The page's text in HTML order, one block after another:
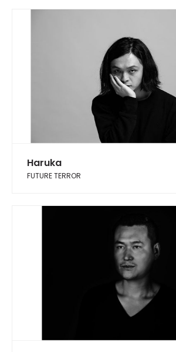
Haruka
FUTURE TERROR